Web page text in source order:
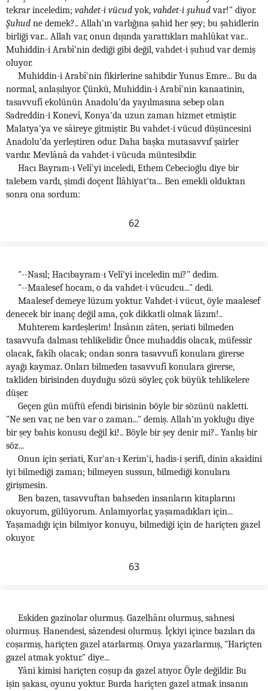
tekrar inceledim; vahdet-i vücudyok, vahdet-i şuhudvar!" diyor.
Şuhud ne demek?.. Allah'ın varlığına şahid her şey; bu şahidlerin
birliği var... Allah var, onun dışında yarattıkları mahlûkat var...
Muhiddin-i Arabî'nin dediği gibi değil, vahdet-i şuhud var demiş
oluyor.
Muhiddin-i Arabî'nin fikirlerine sahibdir Yunus Emre... Bu da
normal, anlaşılıyor. Çünkü, Muhiddin-i Arabî'nin kanaatinin,
tasavvufî ekolünün Anadolu'da yayılmasına sebep olan
Sadreddin-i Konevî, Konya'da uzun zaman hizmet etmiştir.
Malatya'ya ve sâireye gitmiştir. Bu vahdet-i vücud düşüncesini
Anadolu'da yerleştiren odur. Daha başka mutasavvıf şairler
vardır. Mevlânâ da vahdet-i vücuda müntesibdir.
Hacı Bayram-ı Velî'yi inceledi, Ethem Cebecioğlu diye bir
talebem vardı, şimdi doçent İlâhiyat'ta... Ben emekli olduktan
sonra ona sordum:
62
"--Nasıl; Hacıbayram-ı Velî'yi inceledin mi?" dedim.
"--Maalesef hocam, o da vahdet-i vücudcu..." dedi.
Maalesef demeye lüzum yoktur. Vahdet-i vücut, öyle maalesef
denecek bir inanç değil ama, çok dikkatli olmak lâzım!..
Muhterem kardeşlerim! İnsânın zâten, şeriati bilmeden
tasavvufa dalması tehlikelidir. Önce muhaddis olacak, müfessir
olacak, fakîh olacak; ondan sonra tasavvufî konulara girerse
ayağı kaymaz. Onları bilmeden tasavvufî konulara girerse,
takliden birisinden duyduğu sözü söyler, çok büyük tehlikelere
düşer.
Geçen gün müftü efendi birisinin böyle bir sözünü nakletti.
"Ne sen var, ne ben var o zaman..." demiş. Allah'ın yokluğu diye
bir şey bahis konusu değil ki!.. Böyle bir şey denir mi?.. Yanlış bir
söz...
Onun için şeriati, Kur'an-ı Kerim'i, hadis-i şerifi, dinin akaidini
iyi bilmediği zaman; bilmeyen sussun, bilmediği konulara
girişmesin.
Ben bazen, tasavvuftan bahseden insanların kitaplarını
okuyorum, gülüyorum. Anlamıyorlar, yaşamadıkları için...
Yaşamadığı için bilmiyor konuyu, bilmediği için de hariçten gazel
okuyor.
63
Eskiden gazinolar olurmuş. Gazelhânı olurmuş, sahnesi
olurmuş. Hanendesi, sâzendesi olurmuş. İçkiyi içince bazıları da
coşarmış, hariçten gazel atarlarmış. Oraya yazarlarmış, "Hariçten
gazel atmak yoktur." diye...
Yâni kimisi hariçten coşup da gazel atıyor. Öyle değildir. Bu
işin şakası, oyunu yoktur. Burda hariçten gazel atmak insanın